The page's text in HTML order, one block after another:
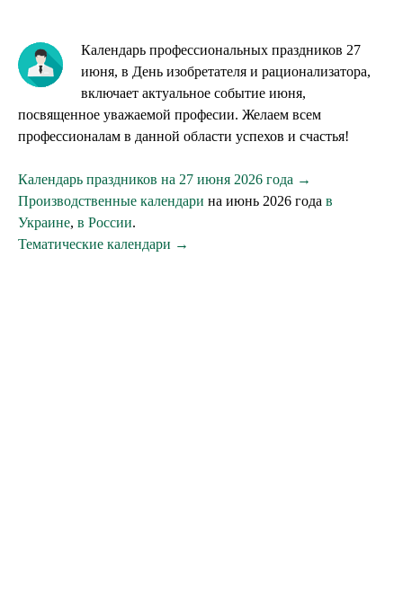
Календарь профессиональных праздников 27
июня, в День изобретателя и рационализатора,
включает актуальное событие июня,
посвященное уважаемой професии. Желаем всем
профессионалам в данной области успехов и счастья!
Календарь праздников на 27 июня 2026 года →
Производственные календари на июнь 2026 года в
Украине, в России.
Тематические календари →